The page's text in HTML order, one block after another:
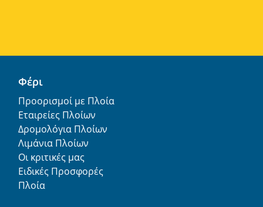
Φέρι
Προορισμοί με Πλοία
Εταιρείες Πλοίων
Δρομολόγια Πλοίων
Λιμάνια Πλοίων
Οι κριτικές μας
Ειδικές Προσφορές
Πλοία